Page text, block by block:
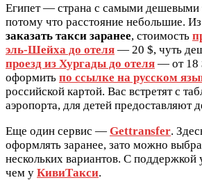
Египет — страна с самыми дешевыми
потому что расстояние небольшие.
заказать такси заранее, стоимость
эль-Шейха до отеля — 20 $, чуть
проезд из Хургады до отеля — от 18
оформить по ссылке на русском
российской картой. Вас встретят с
аэропорта, для детей предоставляют
Еще один сервис — Gettransfer.
оформлять заранее, зато можно
нескольких вариантов. С поддержкой
чем у КивиТакси.